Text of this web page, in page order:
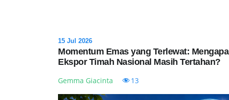
15 Jul 2026
Momentum Emas yang Terlewat: Mengapa
Ekspor Timah Nasional Masih Tertahan?
Gemma Giacinta 13